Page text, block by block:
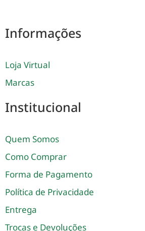
Informações
Loja Virtual
Marcas
Institucional
Quem Somos
Como Comprar
Forma de Pagamento
Política de Privacidade
Entrega
Trocas e Devoluções